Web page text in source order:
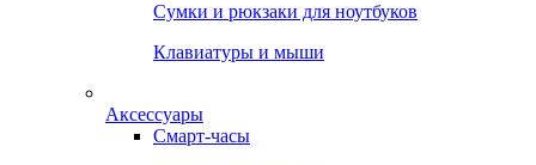
Сумки и рюкзаки для ноутбуков
Клавиатуры и мыши
Аксессуары
Смарт-часы